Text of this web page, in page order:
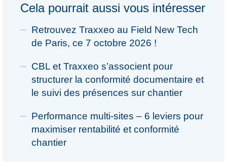
Cela pourrait aussi vous intéresser
Retrouvez Traxxeo au Field New Tech
de Paris, ce 7 octobre 2026 !
CBL et Traxxeo s’associent pour
structurer la conformité documentaire et
le suivi des présences sur chantier
Performance multi-sites – 6 leviers pour
maximiser rentabilité et conformité
chantier